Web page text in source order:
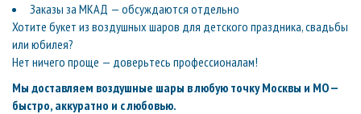
Заказы за МКАД — обсуждаются отдельно
Хотите букет из воздушных шаров для детского праздника, свадьбы
или юбилея?
Нет ничего проще — доверьтесь профессионалам!
Мы доставляем воздушные шары в любую точку Москвы и МО —
быстро, аккуратно и с любовью.